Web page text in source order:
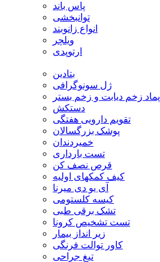
پاس باند
توانبخشی
انواع زانوبند
ویلچر
ارتوپدی
بتادین
ژل سونوگرافی
پماد زخم دیابت و زخم بستر
دستکش
تقویم دارویی هفتگی
پوشک بزرگسالان
خمیردندان
تست بارداری
قرص نصف کن
کیف کمکهای اولیه
آی یو دی میرنا
کیسه کلستومی
تشک برقی طبی
تست تشخیص کرونا
زیر انداز بیمار
کاور توالت فرنگی
تیغ جراحی